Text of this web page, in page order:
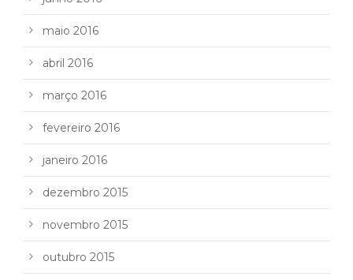
maio 2016
abril 2016
março 2016
fevereiro 2016
janeiro 2016
dezembro 2015
novembro 2015
outubro 2015